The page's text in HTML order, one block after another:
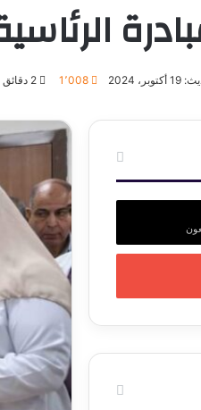
2024 1٬008